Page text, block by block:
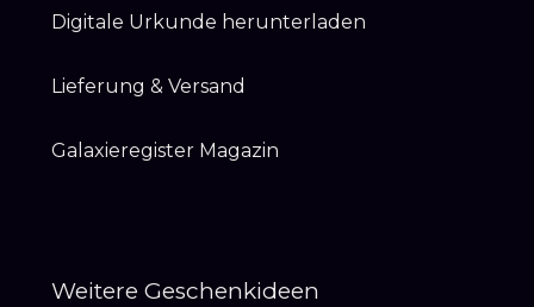
Digitale Urkunde herunterladen
Lieferung & Versand
Galaxieregister Magazin
Weitere Geschenkideen